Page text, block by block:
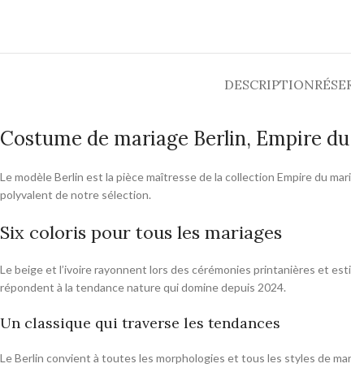
DESCRIPTION
Costume de mariage Berlin, Empire
Le modèle Berlin est la pièce maîtresse de la collection Empire du
polyvalent de notre sélection.
Six coloris pour tous les mariages
Le beige et l’ivoire rayonnent lors des cérémonies printanières et
répondent à la tendance nature qui domine depuis 2024.
Un classique qui traverse les tendances
Le Berlin convient à toutes les morphologies et tous les styles de